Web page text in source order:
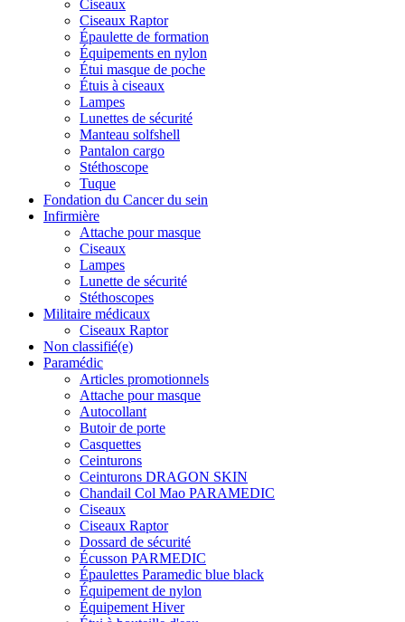
Ciseaux
Ciseaux Raptor
Épaulette de formation
Équipements en nylon
Étui masque de poche
Étuis à ciseaux
Lampes
Lunettes de sécurité
Manteau solfshell
Pantalon cargo
Stéthoscope
Tuque
Fondation du Cancer du sein
Infirmière
Attache pour masque
Ciseaux
Lampes
Lunette de sécurité
Stéthoscopes
Militaire médicaux
Ciseaux Raptor
Non classifié(e)
Paramédic
Articles promotionnels
Attache pour masque
Autocollant
Butoir de porte
Casquettes
Ceinturons
Ceinturons DRAGON SKIN
Chandail Col Mao PARAMEDIC
Ciseaux
Ciseaux Raptor
Dossard de sécurité
Écusson PARMEDIC
Épaulettes Paramedic blue black
Équipement de nylon
Équipement Hiver